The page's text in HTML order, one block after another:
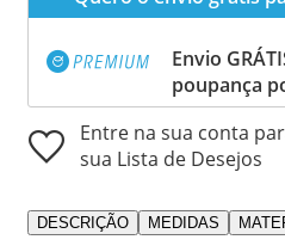
Envio
poupança
Entre na sua conta
sua Lista de Desejos
DESCRIÇÃO MEDIDAS